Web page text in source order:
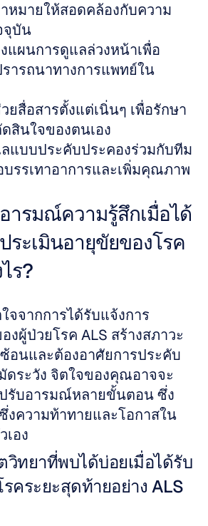
หมายให้สอดคล้องกับความ
จุบัน
แผนการดูแลล่วงหน้าเพื่อ
ารถนาทางการแพทย์ใน
ยสื่อสารตั้งแต่เนิ่นๆ เพื่อรักษา
สินใจของตนเอง
แบบประคับประคองร่วมกับทีม
รรเทาอาการและเพิ่มคุณภาพ
ารมณ์ความรู้สึกเมื่อได้
ระเมินอายุขัยของโรค
ร?
จจากการได้รับแจ้งการ
งผู้ป่วยโรค ALS สร้างสภาวะ
นและต้องอาศัยการประคับ
ดระวัง จิตใจของคุณอาจจะ
รับอารมณ์หลายขั้นตอน ซึ่ง
ความท้าทายและโอกาสใน
เอง
วิทยาที่พบได้บ่อยเมื่อได้รับ
คระยะสุดท้ายอย่าง ALS